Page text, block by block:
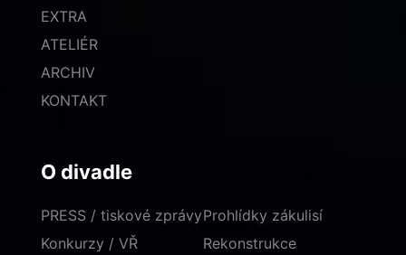
EXTRA
ATELIÉR
ARCHIV
KONTAKT
O divadle
PRESS / tiskové zprávy
Konkurzy / VŘ
Prohlídky zákulisí
Rekonstrukce